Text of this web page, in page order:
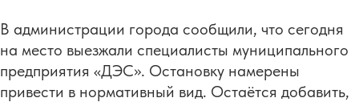
В администрации города сообщили, что сегодня
на место выезжали специалисты муниципального
предприятия «ДЭС». Остановку намерены
привести в нормативный вид. Остаётся добавить,